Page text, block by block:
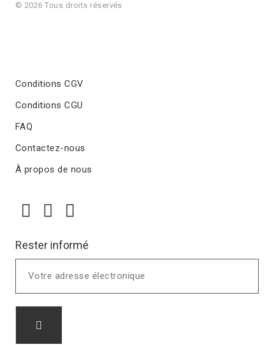
© 2026 Tous droits réservés
Conditions CGV
Conditions CGU
FAQ
Contactez-nous
À propos de nous
Rester informé